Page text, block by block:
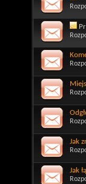
Jak
Jak